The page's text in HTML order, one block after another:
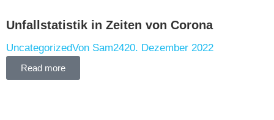
Unfallstatistik in Zeiten von Corona
UncategorizedVon Sam2420. Dezember 2022
Read more